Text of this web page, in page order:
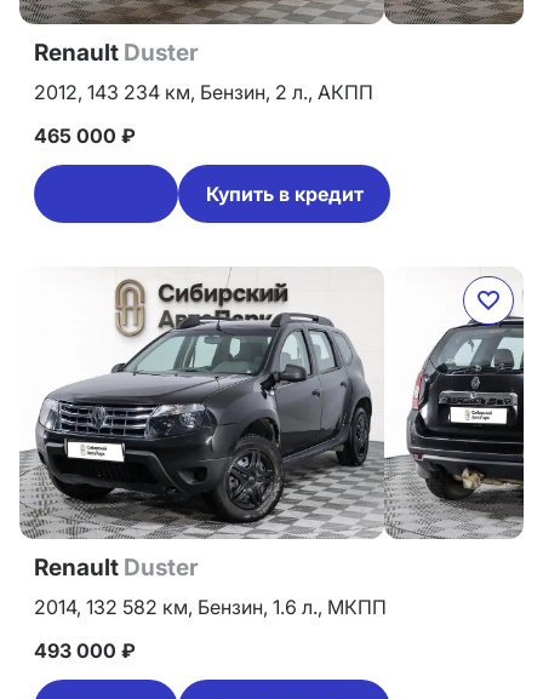
Renault Duster
2012, 143 234 км, Бензин, 2 л., АКПП
465 000 ₽
Купить в кредит
Renault Duster
2014, 132 582 км, Бензин, 1.6 л., МКПП
493 000 ₽